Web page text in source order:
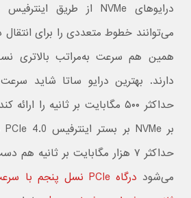
می‌توانند خطوط متعددی را برای انتقال
همین هم سرعت به‌مراتب بالاتری
دارند. بهترین درایو ساتا شاید
حداکثر ۵۰۰ مگابایت بر ثانیه را
حداکثر ۷ هزار مگابایت بر ثانیه
می‌شود